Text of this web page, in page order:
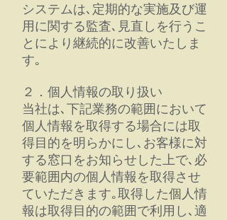
システムは､定期的な実施及び運
用に関する監査､見直しを行うこ
とにより継続的に改善いたしま
す｡
２．個人情報の取り扱い
当社は､下記業務の範囲において
個人情報を取得する場合には取
得目的を明らかにし､お客様に対
する窓口をお知らせした上で､必
要範囲内の個人情報を取得させ
ていただきます｡取得した個人情
報は取得目的の範囲で利用し､適